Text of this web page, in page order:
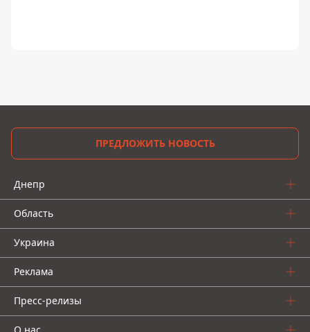
ПРЕДЛОЖИТЬ НОВОСТЬ
Днепр
Область
Украина
Реклама
Пресс-релизы